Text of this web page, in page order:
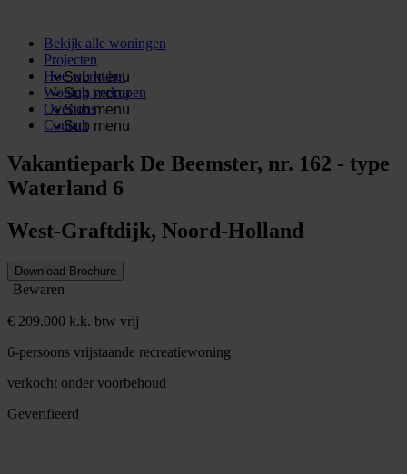
Bekijk alle woningen
Projecten
Sub menu
Hoe werkt het
Sub menu
Woning verkopen
Sub menu
Over ons
Sub menu
Contact
Vakantiepark De Beemster, nr. 162 - type
Waterland 6
West-Graftdijk, Noord-Holland
Download Brochure
Bewaren
€ 209.000 k.k. btw vrij
6-persoons vrijstaande recreatiewoning
verkocht onder voorbehoud
Geverifieerd